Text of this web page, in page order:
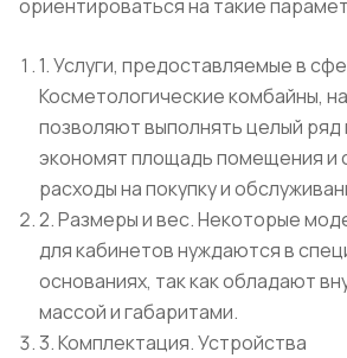
ориентироваться на такие
1. Услуги, предоставляемые в
Косметологические комбайны,
позволяют выполнять целый ряд
экономят площадь помещения и
расходы на покупку и
2. Размеры и вес. Некоторые
для кабинетов нуждаются в
основаниях, так как обладают
массой и габаритами.
3. Комплектация. Устройства